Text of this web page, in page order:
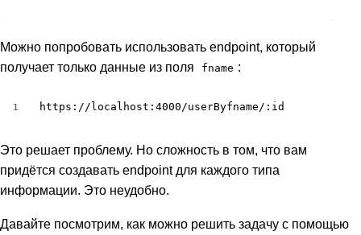
Можно попробовать использовать endpoint, который
получает только данные из поля
fname :
1 https://localhost:4000/userByfname/:id
Это решает проблему. Но сложность в том, что вам
придётся создавать endpoint для каждого типа
информации. Это неудобно.
Давайте посмотрим, как можно решить задачу с помощью